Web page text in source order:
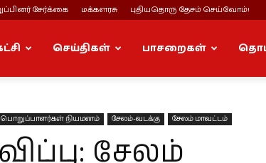
சேர்க்கை மக்களரசு புதியதொரு தேசம் செய்வோம்!
செய்திகள் பாசறைகள்
பொறுப்பாளர்கள் நியமனம் சேலம்-வடக்கு சேலம் மாவட்டம்
சேலம்